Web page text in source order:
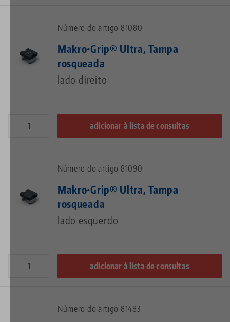
Número do artigo 81080
Makro•Grip® Ultra, Tampa
rosqueada
lado direito
adicionar à lista de consultas
Número do artigo 81090
Makro•Grip® Ultra, Tampa
rosqueada
lado esquerdo
adicionar à lista de consultas
Número do artigo 81483